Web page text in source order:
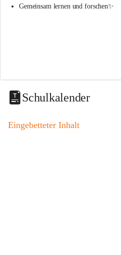
i
t
a
o
Gemeinsam lernen und forschen✨
Schulkalender
Eingebetteter Inhalt